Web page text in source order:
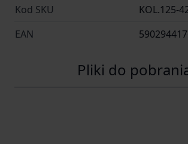
Kod SKU
KOL.125-
EAN
Pliki do